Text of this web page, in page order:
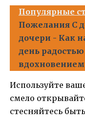
Популярные
Пожелания С
дочери - Как
день
Используйте
смело
стесняйтесь